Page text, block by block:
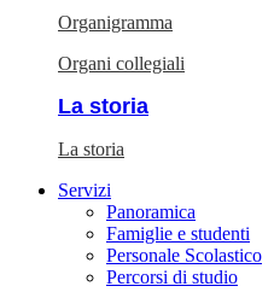
Organigramma
Organi collegiali
La storia
La storia
Servizi
Panoramica
Famiglie e studenti
Personale Scolastico
Percorsi di studio